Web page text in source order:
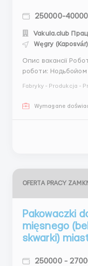
250000-
Vakula.club
Węgry (Kaposvár)
Опис вакансії Робота в Угорщині: Швея Місто
роботи: Нодьбойом
деталей; хороший
Fabryky - Produkcja -
Wymagane
OFERTA PRACY
Pakowaczki
mięsnego
skwarki)
250000 -